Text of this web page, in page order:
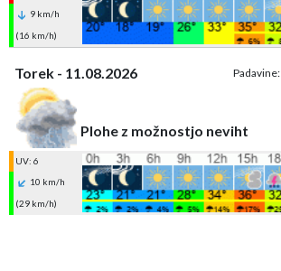
9 km/h
(16 km/h)
Torek - 11.08.2026 Padavine:
Plohe z možnostjo neviht
UV: 6
10 km/h
(29 km/h)